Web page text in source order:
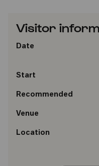
Visitor
Date
Start
Recommended
Venue
Location